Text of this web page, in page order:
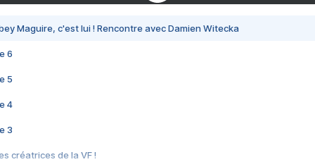
Maguire, c'est lui ! Rencontre avec Damien Witecka
6
5
4
3
créatrices de la VF !